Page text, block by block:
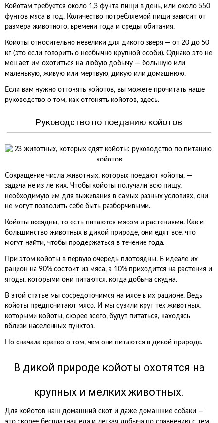
Койотам требуется около 1,3 фунта пищи в день, или около 550
фунтов мяса в год. Количество потребляемой пищи зависит от
размера животного, времени года и среды обитания.
Койоты относительно невелики для дикого зверя — от 20 до 50
кг (это если говорить о необычно крупной особи). Однако это не
мешает им охотиться на любую добычу — большую или
маленькую, живую или мертвую, дикую или домашнюю.
Если вам нужно отгонять койотов, вы можете прочитать наше
руководство о том, как отгонять койотов, здесь.
Руководство по поеданию койотов
Сокращение числа животных, которых поедают койоты, —
задача не из легких. Чтобы койоты получали всю пищу,
необходимую им для выживания в самых разных условиях, они
не могут позволить себе быть разборчивыми.
Койоты всеядны, то есть питаются мясом и растениями. Как и
большинство животных в дикой природе, они едят все, что
могут найти, чтобы продержаться в течение года.
При этом койоты в первую очередь плотоядны. В идеале их
рацион на 90% состоит из мяса, а 10% приходится на растения и
ягоды, которыми они питаются, когда добыча скудна.
В этой статье мы сосредоточимся на мясе в их рационе. Ведь
койоты предпочитают мясо. И мы сузили круг тех животных,
которыми койоты, скорее всего, будут питаться, находясь
вблизи населенных пунктов.
Но сначала кратко о том, чем они питаются в дикой природе.
В дикой природе койоты охотятся на
крупных и мелких животных.
Для койотов наш домашний скот и даже домашние собаки —
это скорее бесплатная еда и легкая добыча по сравнению с тем,